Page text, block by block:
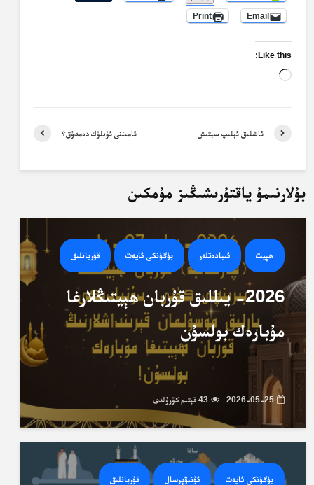
Email
Print
Like this:
Loading…
ئامىننى ئۈنلۈك دەمدۇق؟ ئاشلىق ئېلىپ سېتىش
بۇلارنىمۇ ياقتۇرىشىڭىز مۇمكىن
ھېيت ئىبادەتلەر بۈگۈنكى ئايەت قۇربانلىق
2026- يىللىق قۇربان ھېيتىڭلارغا
مۇبارەك بولسۇن
2026-05-25 43 قېتىم كۆرۈلدى
بۈگۈنكى ئايەت ئۇنىۋېرسال قۇربانلىق